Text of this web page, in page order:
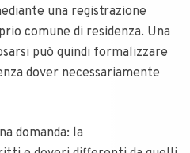
una registrazione
comune di residenza. Una
può quindi formalizzare
dover necessariamente
domanda: la